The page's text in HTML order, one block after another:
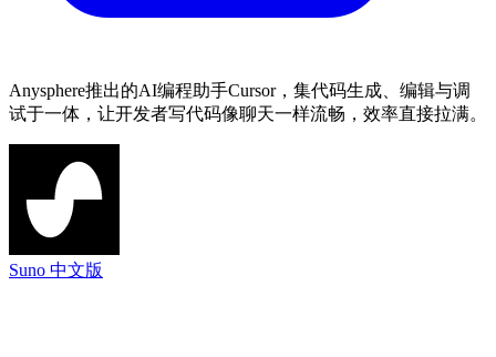
Anysphere推出的AI编程助手Cursor，集代码生成、编辑与调
试于一体，让开发者写代码像聊天一样流畅，效率直接拉满。
Suno 中文版